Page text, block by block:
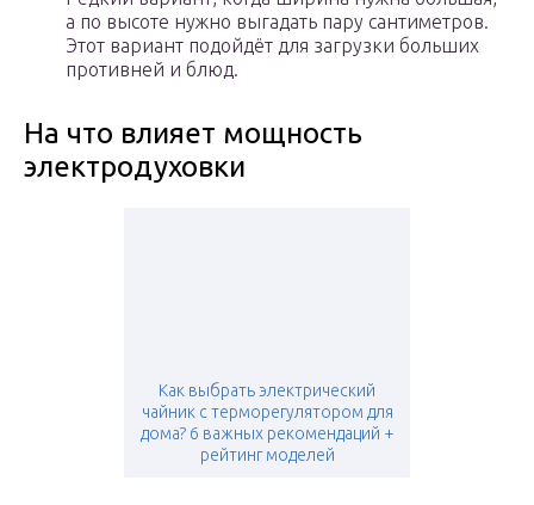
а по высоте нужно выгадать пару сантиметров.
Этот вариант подойдёт для загрузки больших
противней и блюд.
На что влияет мощность
электродуховки
Как выбрать электрический
чайник с терморегулятором для
дома? 6 важных рекомендаций +
рейтинг моделей